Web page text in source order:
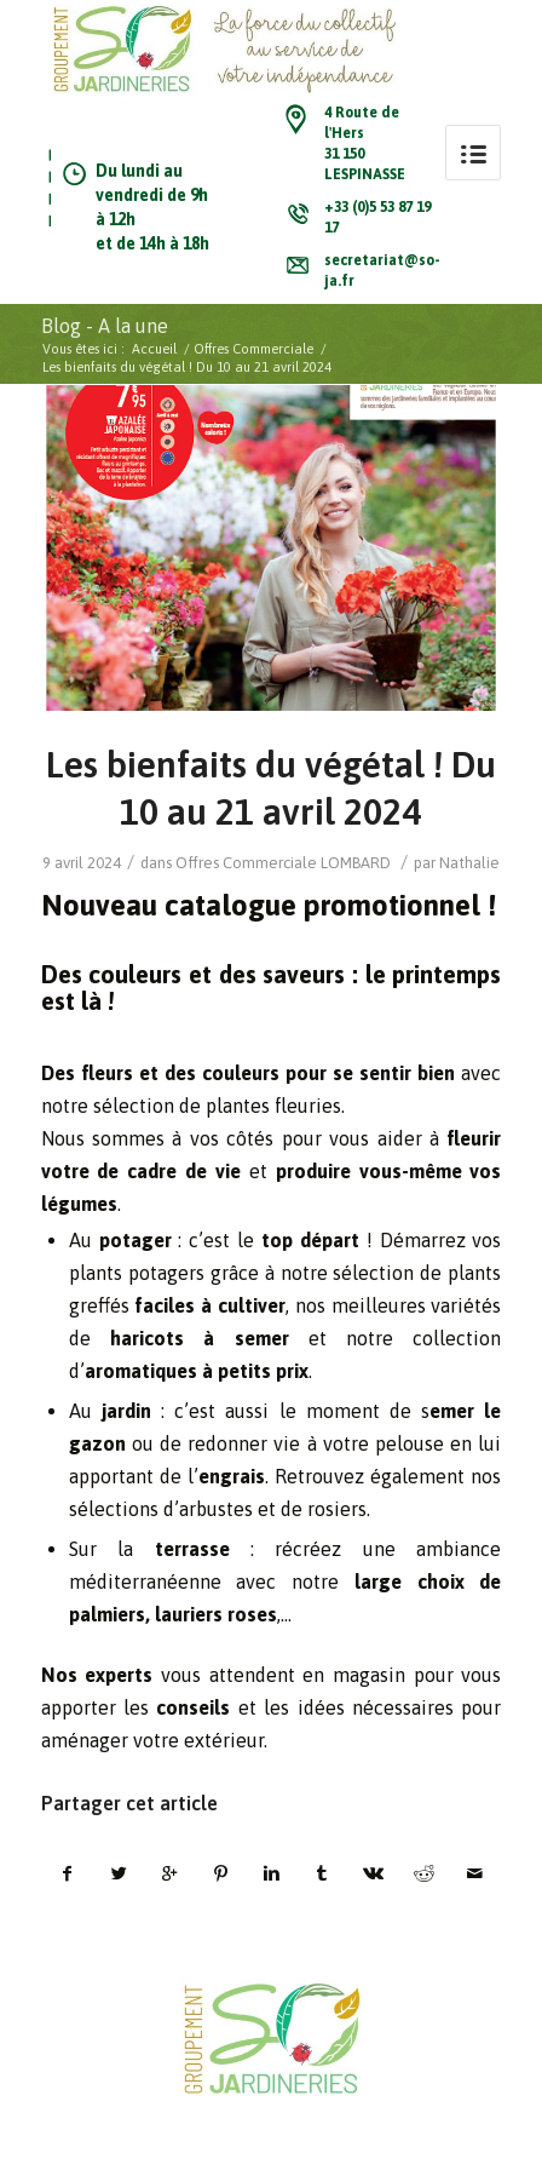
Du lundi au
vendredi de 9h
à 12h
et de 14h à 18h
4 Route de
l'Hers
31 150
LESPINASSE
+33 (0)5 53 87 19
17
secretariat@so-
ja.fr
Blog - A la une
Vous êtes ici : Accueil / Offres Commerciale
/
Les bienfaits du végétal ! Du 10 au 21 avril 2024
Les bienfaits du végétal ! Du
10 au 21 avril 2024
9 avril 2024 / dans Offres Commerciale LOMBARD / par Nathalie
Nouveau catalogue promotionnel !
Des couleurs et des saveurs : le printemps
est là !
Des fleurs et des couleurs pour se sentir bien avec
notre sélection de plantes fleuries.
Nous sommes à vos côtés pour vous aider à fleurir
votre de cadre de vie et produire vous-même vos
légumes.
Au potager: c’est le top départ ! Démarrez vos
plants potagers grâce à notre sélection de plants
greffés faciles à cultiver, nos meilleures variétés
de
haricots à semeret notre collection
d’aromatiques à petits prix.
Au jardin : c’est aussi le moment de semer le
gazon ou de redonner vie à votre pelouse en lui
apportant de l’engrais. Retrouvez également nos
sélections d’arbustes et de rosiers.
Sur la terrasse: récréez une ambiance
méditerranéenne avec notre large choix de
palmiers, lauriers roses,…
Nos experts vous attendent en magasin pour vous
apporter les conseils et les idées nécessaires pour
aménager votre extérieur.
Partager cet article